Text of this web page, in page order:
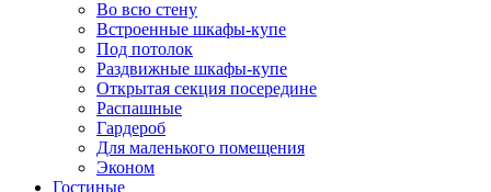
Во всю стену
Встроенные шкафы-купе
Под потолок
Раздвижные шкафы-купе
Открытая секция посередине
Распашные
Гардероб
Для маленького помещения
Эконом
Гостиные